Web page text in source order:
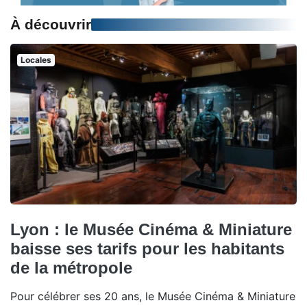
À découvrir
Locales
Lyon : le Musée Cinéma & Miniature
baisse ses tarifs pour les habitants
de la métropole
Pour célébrer ses 20 ans, le Musée Cinéma & Miniature